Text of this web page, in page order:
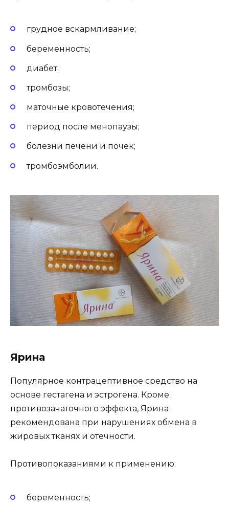
грудное вскармливание;
беременность;
диабет;
тромбозы;
маточные кровотечения;
период после менопаузы;
болезни печени и почек;
тромбоэмболии.
Ярина
Популярное контрацептивное средство на
основе гестагена и эстрогена. Кроме
противозачаточного эффекта, Ярина
рекомендована при нарушениях обмена в
жировых тканях и отечности.
Противопоказаниями к применению:
беременность;